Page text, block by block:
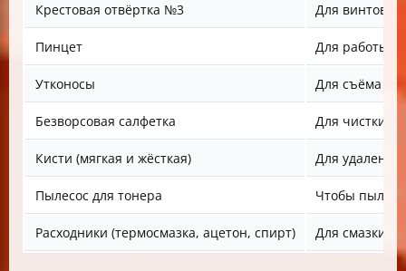
Крестовая отвёртка №3 Для винтов
Пинцет Для работы с
Утконосы Для съёма
Безворсовая салфетка Для чистки
Кисти (мягкая и жёсткая) Для удаления
Пылесос для тонера Чтобы пыль и
Расходники (термосмазка, ацетон, спирт) Для смазки и